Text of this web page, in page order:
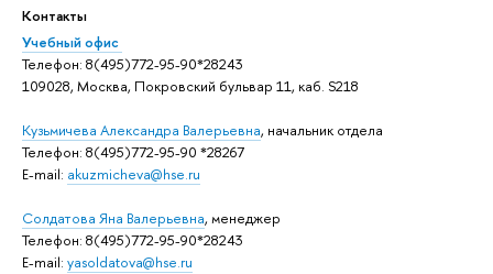
Контакты
Учебный офис
Телефон: 8(495)772-95-90*28243
109028, Москва, Покровский бульвар 11, каб. S218
Кузьмичева Александра Валерьевна, начальник отдела
Телефон: 8(495)772-95-90 *28267
E-mail: akuzmicheva@hse.ru
Солдатова Яна Валерьевна, менеджер
Телефон: 8(495)772-95-90*28243
E-mail: yasoldatova@hse.ru